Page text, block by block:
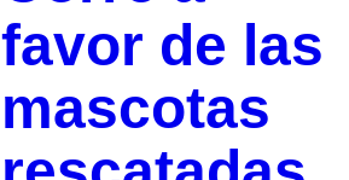
favor de las
mascotas